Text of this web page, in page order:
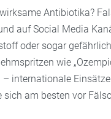
Antibiotika?
auf Social Media
oder sogar
wie
internationale
sich am besten vor